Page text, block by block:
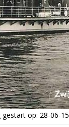
op: 28-06-